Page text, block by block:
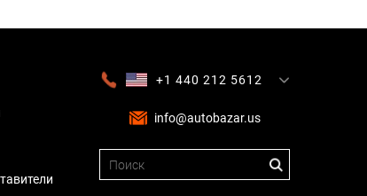
+1 440 212 5612
info@autobazar.us